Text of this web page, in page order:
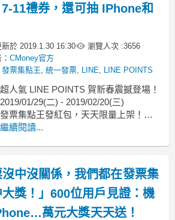
11禮券，還可抽 IPhone和
新於 2019.1.30 16:30 瀏覽人次 :3656
CMoney官方
發票集點王, 統一發票, LINE, LINE POINTS
超人氣 LINE POINTS 賀新春震撼登場！
2019/01/29(二) - 2019/02/20(三)
發票集點王發紅包，天天限量上架！！
加碼再抽888 元 7-11禮券唷！
繼續閱讀...
沒中沒關係，我們都在發票集
獎！」600位用戶見證：機
萬元大獎天天送！